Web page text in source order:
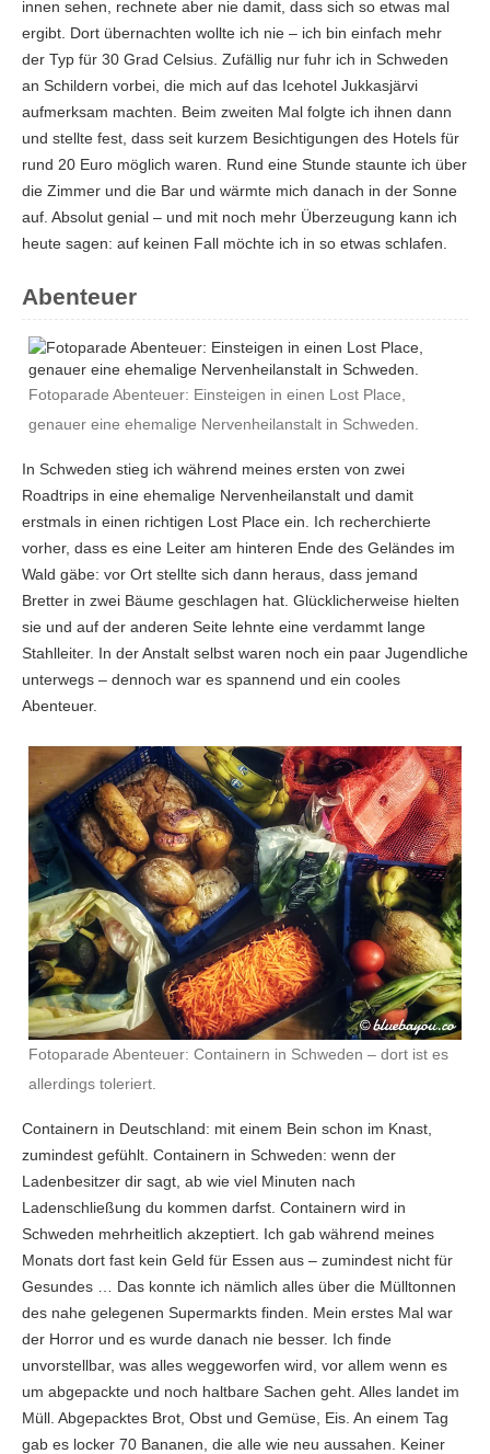
innen sehen, rechnete aber nie damit, dass sich so etwas mal
ergibt. Dort übernachten wollte ich nie – ich bin einfach mehr
der Typ für 30 Grad Celsius. Zufällig nur fuhr ich in Schweden
an Schildern vorbei, die mich auf das Icehotel Jukkasjärvi
aufmerksam machten. Beim zweiten Mal folgte ich ihnen dann
und stellte fest, dass seit kurzem Besichtigungen des Hotels für
rund 20 Euro möglich waren. Rund eine Stunde staunte ich über
die Zimmer und die Bar und wärmte mich danach in der Sonne
auf. Absolut genial – und mit noch mehr Überzeugung kann ich
heute sagen: auf keinen Fall möchte ich in so etwas schlafen.
Abenteuer
Fotoparade Abenteuer: Einsteigen in einen Lost Place,
genauer eine ehemalige Nervenheilanstalt in Schweden.
In Schweden stieg ich während meines ersten von zwei
Roadtrips in eine ehemalige Nervenheilanstalt und damit
erstmals in einen richtigen Lost Place ein. Ich recherchierte
vorher, dass es eine Leiter am hinteren Ende des Geländes im
Wald gäbe: vor Ort stellte sich dann heraus, dass jemand
Bretter in zwei Bäume geschlagen hat. Glücklicherweise hielten
sie und auf der anderen Seite lehnte eine verdammt lange
Stahlleiter. In der Anstalt selbst waren noch ein paar Jugendliche
unterwegs – dennoch war es spannend und ein cooles
Abenteuer.
Fotoparade Abenteuer: Containern in Schweden – dort ist es
allerdings toleriert.
Containern in Deutschland: mit einem Bein schon im Knast,
zumindest gefühlt. Containern in Schweden: wenn der
Ladenbesitzer dir sagt, ab wie viel Minuten nach
Ladenschließung du kommen darfst. Containern wird in
Schweden mehrheitlich akzeptiert. Ich gab während meines
Monats dort fast kein Geld für Essen aus – zumindest nicht für
Gesundes … Das konnte ich nämlich alles über die Mülltonnen
des nahe gelegenen Supermarkts finden. Mein erstes Mal war
der Horror und es wurde danach nie besser. Ich finde
unvorstellbar, was alles weggeworfen wird, vor allem wenn es
um abgepackte und noch haltbare Sachen geht. Alles landet im
Müll. Abgepacktes Brot, Obst und Gemüse, Eis. An einem Tag
gab es locker 70 Bananen, die alle wie neu aussahen. Keiner